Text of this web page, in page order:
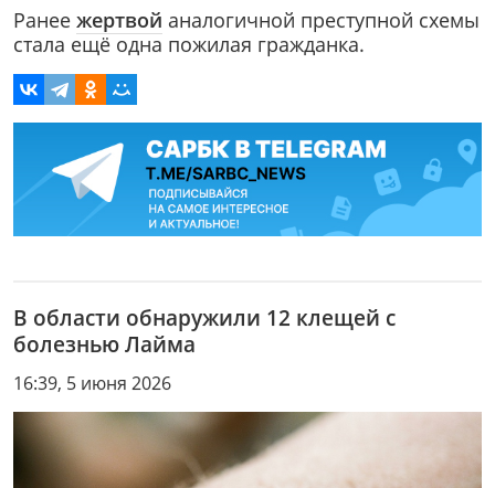
Ранее жертвой аналогичной преступной схемы
стала ещё одна пожилая гражданка.
В области обнаружили 12 клещей с
болезнью Лайма
16:39, 5 июня 2026